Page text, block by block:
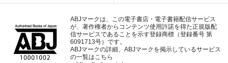
ABJマークは、この電子書店・電子書籍配信サービス
が、著作権者からコンテンツ使用許諾を得た正規版配
信サービスであることを示す登録商標（登録番号 第
6091713号）です。
ABJマークの詳細、ABJマークを掲示しているサービス
の一覧はこちら